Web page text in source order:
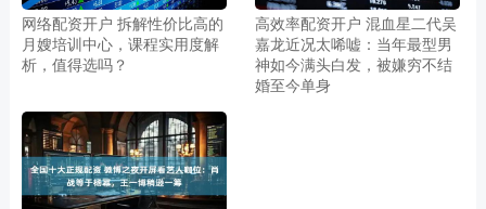
网络配资开户 拆解性价比高的
月嫂培训中心，课程实用度解
析，值得选吗？
高效率配资开户 混血星二代吴
嘉龙近况太唏嘘：当年最型男
神如今满头白发，被嫌穷不结
婚至今单身